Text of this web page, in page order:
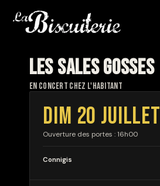
LES SALES GOSSES
en concert chez l'habitant
DIM 20 JUILLET
Ouverture des portes : 16h00
Connigis